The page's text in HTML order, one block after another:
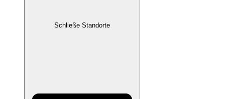
Schließe Standorte